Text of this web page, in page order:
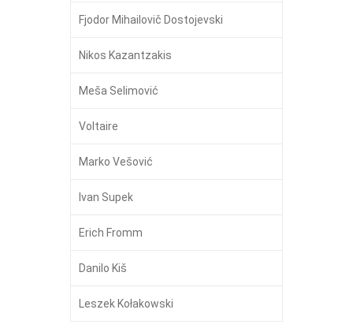
Fjodor Mihailovič Dostojevski
Nikos Kazantzakis
Meša Selimović
Voltaire
Marko Vešović
Ivan Supek
Erich Fromm
Danilo Kiš
Leszek Kołakowski